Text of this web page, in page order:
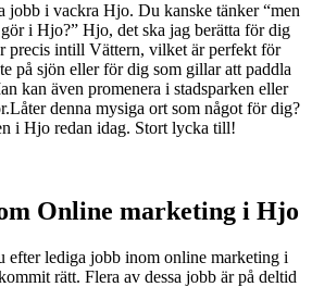
jobb i vackra Hjo. Du kanske tänker “men
i Hjo?” Hjo, det ska jag berätta för dig
precis intill Vättern, vilket är perfekt för
på sjön eller för dig som gillar att paddla
kan även promenera i stadsparken eller
denna mysiga ort som något för dig?
i Hjo redan idag. Stort lycka till!
Online marketing i Hjo
efter lediga jobb inom online marketing i
rätt. Flera av dessa jobb är på deltid